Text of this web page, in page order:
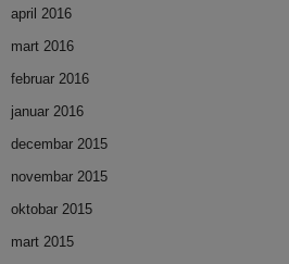
april 2016
mart 2016
februar 2016
januar 2016
decembar 2015
novembar 2015
oktobar 2015
mart 2015